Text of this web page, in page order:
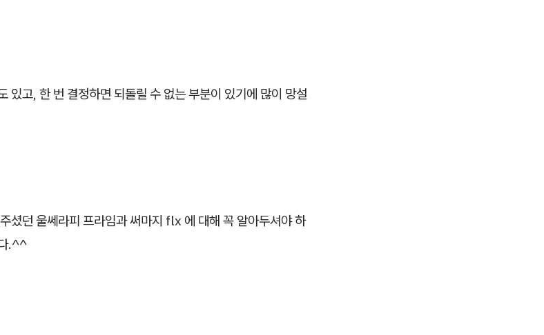
있고, 한 번 결정하면 되돌릴 수 없는 부분이 있기에 많이 망설
셨던 울쎄라피 프라임과 써마지 flx 에 대해 꼭 알아두셔야 하
.^^